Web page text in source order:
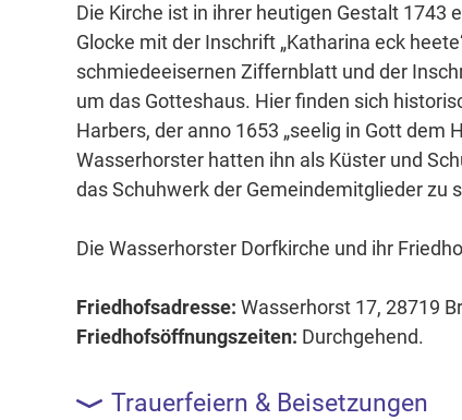
Die Kirche ist in ihrer heutigen Gestalt 1743
Glocke mit der Inschrift „Katharina eck
schmiedeeisernen Ziffernblatt und der
um das Gotteshaus. Hier finden sich
Harbers, der anno 1653 „seelig in Gott dem
Wasserhorster hatten ihn als Küster und
das Schuhwerk der Gemeindemitglieder zu
Die Wasserhorster Dorfkirche und ihr
Friedhofsadresse: Wasserhorst 17, 28719
Friedhofsöffnungszeiten: Durchgehend.
Trauerfeiern & Beisetzungen